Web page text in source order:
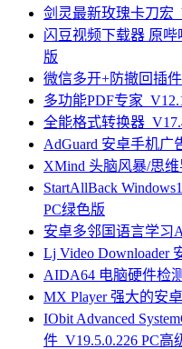
剑灵最新玫瑰卡刀宏
闪豆视频下载器 原哔
版
微信多开+防撤回插
多功能PDF专家
全能格式转换器
AdGuard 安卓手机广
XMind 头脑风暴/思维
StartAllBack
PC绿色版
安卓多邻国语言学习
Lj Video Downloader
AIDA64 电脑硬件检
MX Player 强大的安
IObit Advanced
件_V19.5.0.226 PC高